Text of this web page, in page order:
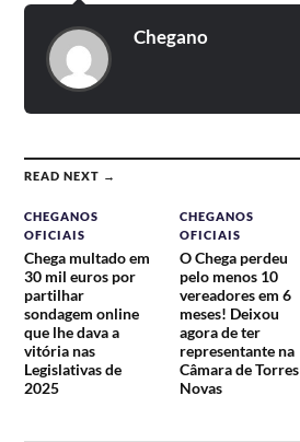
Chegano
READ NEXT →
CHEGANOS
OFICIAIS
Chega multado em
30 mil euros por
partilhar
sondagem online
que lhe dava a
vitória nas
Legislativas de
2025
CHEGANOS
OFICIAIS
O Chega perdeu
pelo menos 10
vereadores em 6
meses! Deixou
agora de ter
representante na
Câmara de Torres
Novas